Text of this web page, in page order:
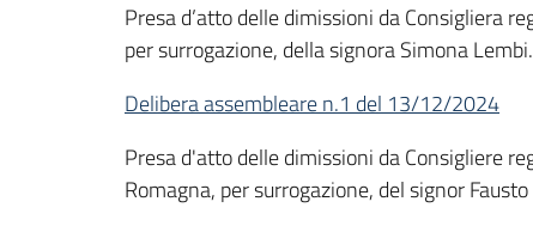
Presa d’atto delle dimissioni da Consigliera
per surrogazione, della signora Simona Lembi.
Delibera assembleare n.1 del 13/12/2024
Presa d'atto delle dimissioni da Consigliere
Romagna, per surrogazione, del signor